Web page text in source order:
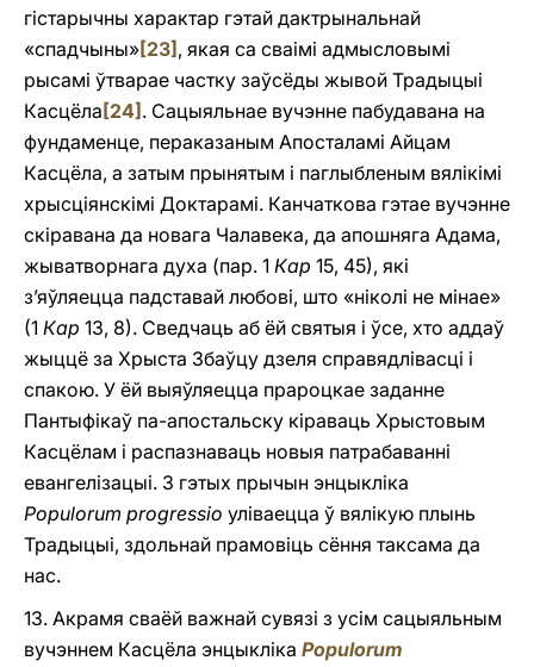
гістарычны характар гэтай дактрынальнай
«спадчыны»[23] , якая са сваімі адмысловымі
рысамі ўтварае частку заўсёды жывой Традыцыі
Касцёла [24] . Сацыяльнае вучэнне пабудавана на
фундаменце, пераказаным Апосталамі Айцам
Касцёла, a затым прынятым i паглыбленым вялікімі
хрысціянскімі Доктарамі. Канчаткова гэтае вучэнне
скіравана да новага Чалавека, да апошняга Адама,
жыватворнага духа (пар. 1 Кар 15, 45), які
з’яўляецца падставай любові, што «ніколі не мінае»
(1 Кар 13, 8). Сведчаць аб ёй святыя i ўсе, хто аддаў
жыццё за Хрыста Збаўцу дзеля справядлівасці i
спакою. У ёй выяўляецца прароцкае заданне
Пантыфікаў па-апостальску кіраваць Хрыстовым
Касцёлам i распазнаваць новыя патрабаванні
евангелізацыі. З гэтых прычын энцыкліка
Populorum progressio уліваецца ў вялікую плынь
Традыцыі, здольнай прамовіць сёння таксама да
нас.
13. Акрамя сваёй важнай сувязі з усім сацыяльным
вучэннем Касцёла энцыкліка Populorum